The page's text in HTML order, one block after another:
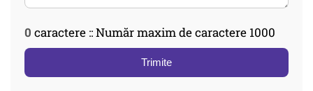
0 caractere :: Număr maxim de caractere 1000
Trimite